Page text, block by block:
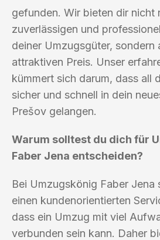
gefunden. Wir bieten dir nicht
zuverlässigen und
deiner Umzugsgüter, sondern
attraktiven Preis. Unser
kümmert sich darum, dass all
sicher und schnell in dein
Prešov gelangen.
Warum solltest du dich für
Faber Jena entscheiden?
Bei Umzugskönig Faber Jena
einen kundenorientierten
dass ein Umzug mit viel
verbunden sein kann. Daher